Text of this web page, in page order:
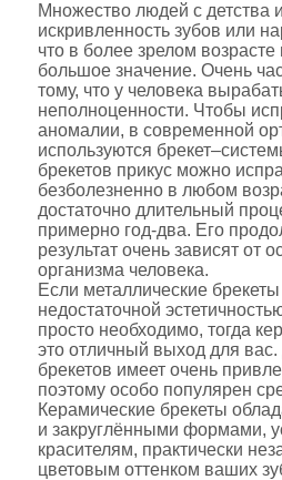
Множество людей с детства
искривленность зубов или
что в более зрелом возрасте
большое значение. Очень
тому, что у человека
неполноценности. Чтобы
аномалии, в современной
используются
брекетов прикус можно
безболезненно в любом
достаточно длительный
примерно год-два. Его
результат очень зависят от
организма человека.
Если металлические
недостаточной
просто необходимо, тогда
это отличный выход для
брекетов имеет очень
поэтому особо популярен
Керамические брекеты
и закруглёнными формами,
красителям, практически
цветовым оттенком ваших